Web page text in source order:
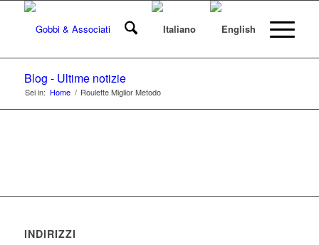
Blog - Ultime notizie
Sei in: Home / Roulette Miglior Metodo
INDIRIZZI